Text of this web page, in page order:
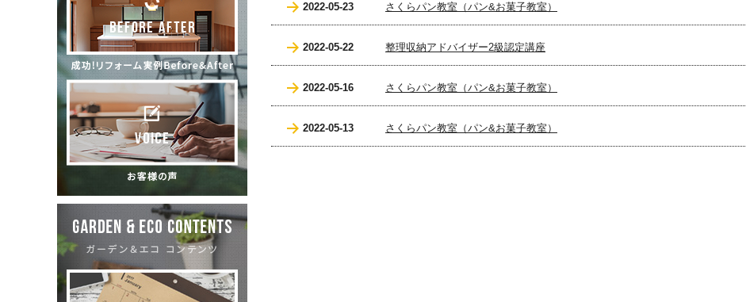
2022-05-23 さくらパン教室（パン&お菓子教室）
2022-05-22 整理収納アドバイザー2級認定講座
2022-05-16 さくらパン教室（パン&お菓子教室）
2022-05-13 さくらパン教室（パン&お菓子教室）